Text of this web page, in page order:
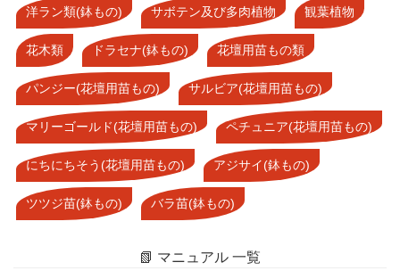
洋ラン類(鉢もの) サボテン及び多肉植物 観葉植物
花木類 ドラセナ(鉢もの) 花壇用苗もの類
パンジー(花壇用苗もの) サルビア(花壇用苗もの)
マリーゴールド(花壇用苗もの) ペチュニア(花壇用苗もの)
にちにちそう(花壇用苗もの) アジサイ(鉢もの)
ツツジ苗(鉢もの) バラ苗(鉢もの)
📗 マニュアル 一覧